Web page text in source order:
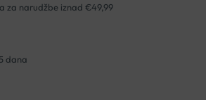
za narudžbe iznad €49,99
dana